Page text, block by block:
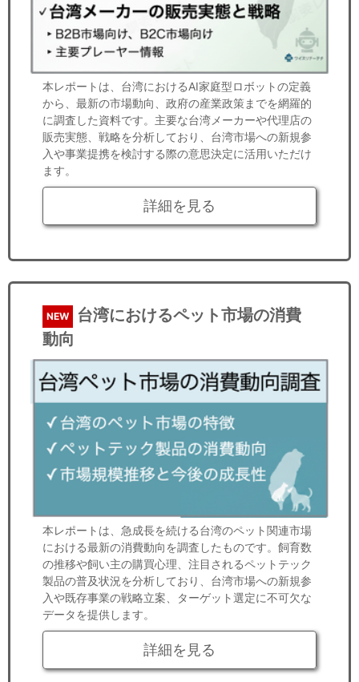
本レポートは、台湾におけるAI家庭型ロボットの定義
から、最新の市場動向、政府の産業政策までを網羅的
に調査した資料です。主要な台湾メーカーや代理店の
販売実態、戦略を分析しており、台湾市場への新規参
入や事業提携を検討する際の意思決定に活用いただけ
ます。
詳細を見る
NEW
台湾におけるペット市場の消費
動向
本レポートは、急成長を続ける台湾のペット関連市場
における最新の消費動向を調査したものです。飼育数
の推移や飼い主の購買心理、注目されるペットテック
製品の普及状況を分析しており、台湾市場への新規参
入や既存事業の戦略立案、ターゲット選定に不可欠な
データを提供します。
詳細を見る